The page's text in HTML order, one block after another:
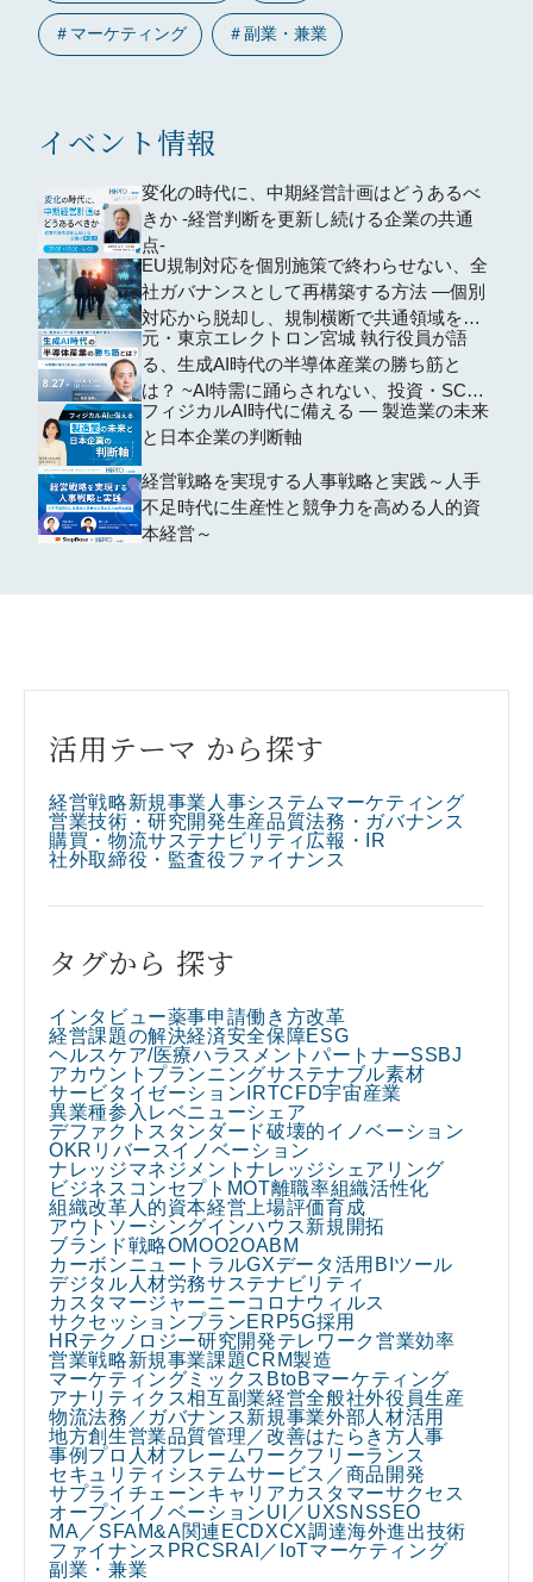
＃ マーケティング ＃副業・兼業
イベント情報
変化の時代に、中期経営計画はどうあるべ
きか -経営判断を更新し続ける企業の共通
点-
EU規制対応を個別施策で終わらせない、全
社ガバナンスとして再構築する方法 ―個別
対応から脱却し、規制横断で共通領域を再
編するための全社設計―
元・東京エレクトロン宮城 執行役員が語
る、生成AI時代の半導体産業の勝ち筋と
は？ ~AI特需に踊らされない、投資・SCM
の判断軸~
フィジカルAI時代に備える ― 製造業の未来
と日本企業の判断軸
経営戦略を実現する人事戦略と実践～人手
不足時代に生産性と競争力を高める人的資
本経営～
活用テーマ から探す
経営戦略新規事業 人事システム マーケティング
営業技術・研究開発生産品質法務・ガバナンス
購買・物流サステナビリティ 広報・IR
社外取締役・監査役ファイナンス
タグから 探す
インタビュー薬事申請働き方改革
経営課題の解決経済安全保障ESG
ヘルスケア/医療ハラスメント パートナーSSBJ
アカウントプランニングサステナブル素材
サービタイゼーション IRTCFD宇宙産業
異業種参入 レベニューシェア
デファクトスタンダード破壊的イノベーション
OKR リバースイノベーション
ナレッジマネジメントナレッジシェアリング
ビジネスコンセプト MOT離職率組織活性化
組織改革 人的資本経営 上場評価育成
アウトソーシングインハウス新規開拓
ブランド戦略OMOO2OABM
カーボンニュートラルGXデータ活用 BIツール
デジタル人材労務サステナビリティ
カスタマージャーニーコロナウィルス
サクセッションプランERP5G採用
HRテクノロジー研究開発テレワーク営業効率
営業戦略新規事業課題CRM製造
マーケティングミックス BtoBマーケティング
アナリティクス相互副業経営全般社外役員生産
物流法務／ガバナンス新規事業外部人材活用
地方創生営業品質管理／改善はたらき方 人事
事例 プロ人材フレームワークフリーランス
セキュリティ システムサービス／商品開発
サプライチェーンキャリア カスタマーサクセス
オープンイノベーションUI／UXSNSSEO
MA／SFAM&A関連 ECDXCX調達海外進出技術
ファイナンス PRCSRAI／IoTマーケティング
副業・兼業